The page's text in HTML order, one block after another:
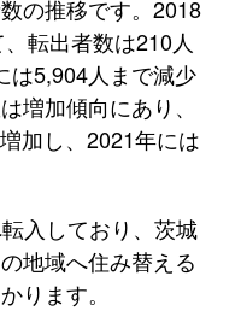
の推移です。2018
転出者数は210人
は5,904人まで減少
増加傾向にあり、
加し、2021年には
入しており、茨城
地域へ住み替える
ります。